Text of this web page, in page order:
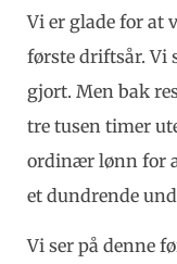
Vi er glade for at
første driftsår. Vi
gjort. Men bak
tre tusen timer
ordinær lønn for
et dundrende
Vi ser på denne